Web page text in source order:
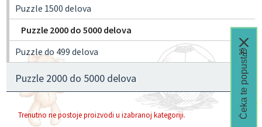
Puzzle 1500 delova
Puzzle 2000 do 5000 delova
Puzzle do 499 delova
Puzzle 2000 do 5000 delova
Trenutno ne postoje proizvodi u izabranoj kategoriji. Čeka te popust🎁